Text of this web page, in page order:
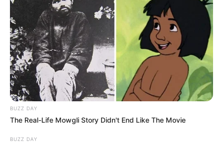
BUZZ DAY
The Real-Life Mowgli Story Didn't End Like The Movie
BUZZ DAY